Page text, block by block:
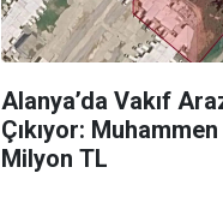
Alanya’da Vakıf
Çıkıyor:
Milyon TL